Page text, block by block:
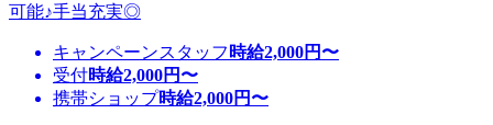
可能♪手当充実◎
キャンペーンスタッフ 時給2,000円〜
受付時給2,000円〜
携帯ショップ時給2,000円〜